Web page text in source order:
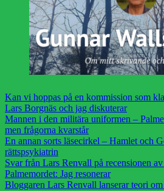
Kan vi hoppas på en kommission som
Lars Borgnäs och jag diskuterar
Mannen i den militära uniformen –
men frågorna kvarstår
En annan sorts läsecirkel – Hamlet och
rättspsykiatrin
Svar från Lars Renvall på recensionen
Palmemordet: Jag resonerar
Bloggaren Lars Renvall lanserar teori